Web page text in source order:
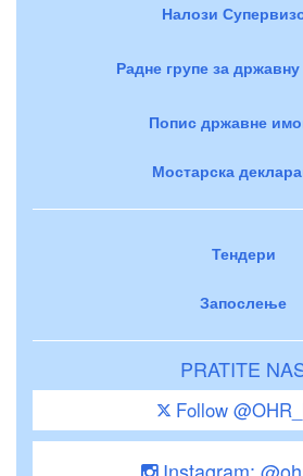
Налози
Радне групе за
Попис државне
Мостарска
Тендери
Запослење
PRATITE
Follow
Instagram: